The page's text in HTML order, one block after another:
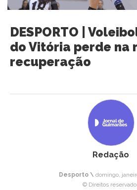
DESPORTO |
do Vitória perde na
recuperação
Redação
Desporto \ domingo,
© Direitos